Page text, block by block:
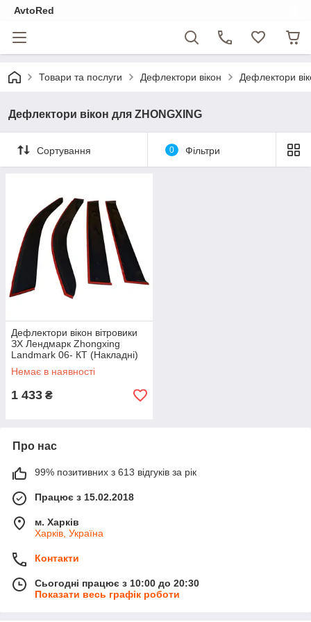
AvtoRed
Товари та послуги Дефлектори вікон Дефлектори
Дефлектори вікон для ZHONGXING
Сортування 0 Фільтри
Дефлектори вікон вітровики
ЗХ Лендмарк Zhongxing
Landmark 06- КТ (Накладні)
Немає в наявності
1 433 ₴
Про нас
99% позитивних з 613 відгуків за рік
Працює з 15.02.2018
м. Харків
Харків, Україна
Контакти
Сьогодні працює з 10:00 до 20:30
Показати весь графік роботи